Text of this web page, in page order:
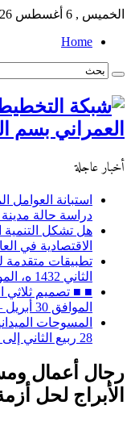
الخميس , 6 أغسطس 2026
Home
العمراني بسم
أخبار عاجلة
استبانة العوامل
دراسة حالة مدينة
هل تشكل التنمية
الاقتصادية في
الثاني 1432 ه، الموافق 14 – 18 مايو 2011 م
الموافق 30 أبريل – 4 مايو 2011 م
28 ربيع الثاني إلى 2 جماد الأول / 2 – 6 ابريل 2011 م
رجال أعمال
الأبراج لحل